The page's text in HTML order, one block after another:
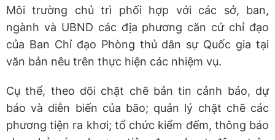
Môi trường chủ trì phối hợp với các sở, ban,
ngành và UBND các địa phương căn cứ chỉ đạo
của Ban Chỉ đạo Phòng thủ dân sự Quốc gia tại
văn bản nêu trên thực hiện các nhiệm vụ.
Cụ thể, theo dõi chặt chẽ bản tin cảnh báo, dự
báo và diễn biến của bão; quản lý chặt chẽ các
phương tiện ra khơi; tổ chức kiểm đếm, thông báo